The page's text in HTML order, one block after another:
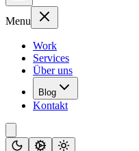
Menu
Work
Services
Über uns
Blog
Kontakt